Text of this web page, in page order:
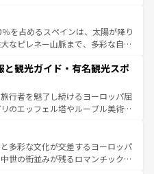
い田園風景やアマルフィ海岸の絶
せない。観光の合間には、本場の
のイタリア料理を堪能することも
、忘れられない旅をしてみよう！
報は
を占めるスペインは、太陽が降り
なピレネー山脈まで、多彩な自然
、情熱的なフラメンコ、熱気あふ
いタパスが生活の一部となってい
練された雰囲気や、バルセロナの
、地方では古代ローマ遺跡や中世
や気候が異なるスペインはその個
性で訪れる人を魅了する。 なお、新着のスペイン情報は コ
ほしい。
と観光ガイド・有名観光スポ
行者を魅了し続けるヨーロッパ屈
のエッフェル塔やルーブル美術館
ている。華麗な宮殿、歴史的な大
して豊かな自然が、訪れる者を心
ランスは美食の国としても知ら
多彩な文化が交差するヨーロッパ
世の街並みが残るロマンチック街